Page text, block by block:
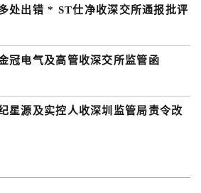
处出错 * ST仕净收深交所通报批评
冠电气及高管收深交所监管函
星源及实控人收深圳监管局责令改